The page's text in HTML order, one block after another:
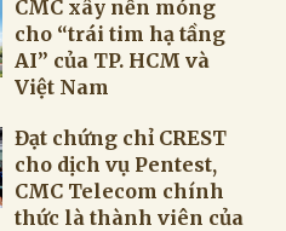
CMC xây nền móng
cho “trái tim hạ tầng
AI” của TP. HCM và
Việt Nam
Đạt chứng chỉ CREST
cho dịch vụ Pentest,
CMC Telecom chính
thức là thành viên của